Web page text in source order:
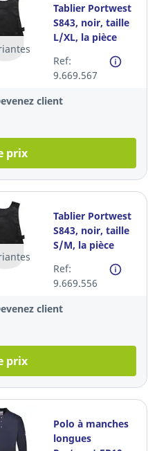
Tablier Portwest
S843, noir, taille
L/XL, la pièce
Ref:
9.669.567
client
prix
Tablier Portwest
S843, noir, taille
S/M, la pièce
Ref:
9.669.556
client
prix
Polo à manches
longues